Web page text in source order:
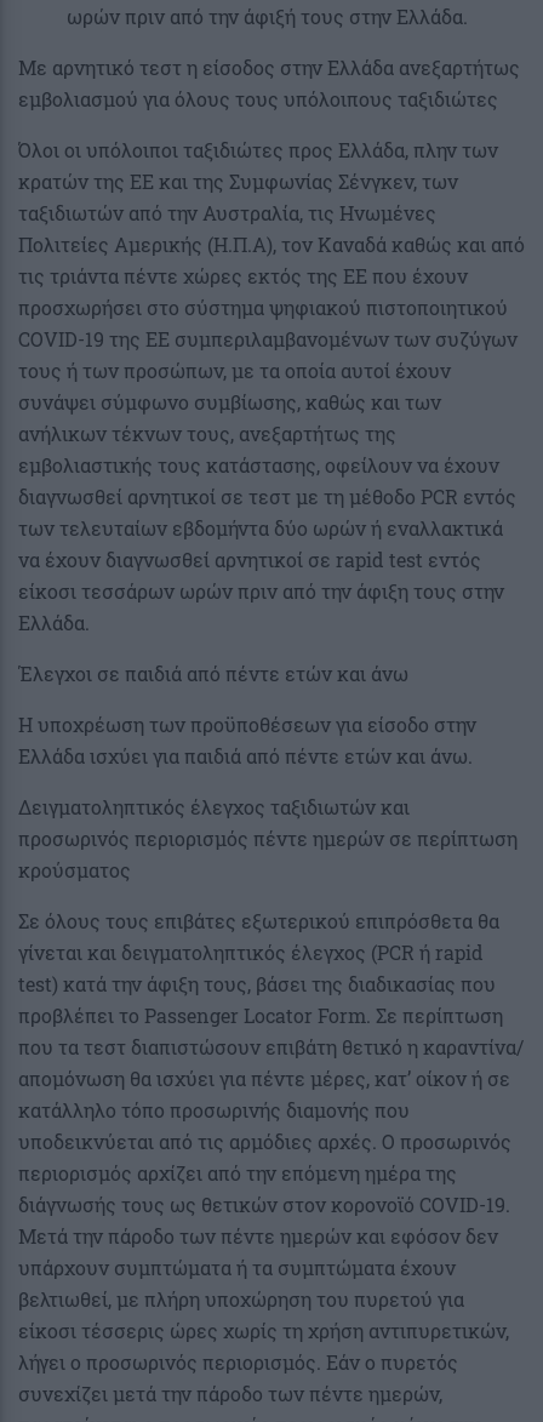
ωρών πριν από την άφιξή τους στην Ελλάδα.
Mε αρνητικό τεστ η είσοδος στην Ελλάδα ανεξαρτήτως
εμβολιασμού για όλους τους υπόλοιπους ταξιδιώτες
Όλοι οι υπόλοιποι ταξιδιώτες προς Ελλάδα, πλην των
κρατών της ΕΕ και της Συμφωνίας Σένγκεν, των
ταξιδιωτών από την Αυστραλία, τις Ηνωμένες
Πολιτείες Αμερικής (Η.Π.Α), τον Καναδά καθώς και από
τις τριάντα πέντε χώρες εκτός της ΕΕ που έχουν
προσχωρήσει στο σύστημα ψηφιακού πιστοποιητικού
COVID-19 της ΕΕ συμπεριλαμβανομένων των συζύγων
τους ή των προσώπων, με τα οποία αυτοί έχουν
συνάψει σύμφωνο συμβίωσης, καθώς και των
ανήλικων τέκνων τους, ανεξαρτήτως της
εμβολιαστικής τους κατάστασης, οφείλουν να έχουν
διαγνωσθεί αρνητικοί σε τεστ με τη μέθοδο PCR εντός
των τελευταίων εβδομήντα δύο ωρών ή εναλλακτικά
να έχουν διαγνωσθεί αρνητικοί σε rapid test εντός
είκοσι τεσσάρων ωρών πριν από την άφιξη τους στην
Ελλάδα.
Έλεγχοι σε παιδιά από πέντε ετών και άνω
Η υποχρέωση των προϋποθέσεων για είσοδο στην
Ελλάδα ισχύει για παιδιά από πέντε ετών και άνω.
Δειγματοληπτικός έλεγχος ταξιδιωτών και
προσωρινός περιορισμός πέντε ημερών σε περίπτωση
κρούσματος
Σε όλους τους επιβάτες εξωτερικού επιπρόσθετα θα
γίνεται και δειγματοληπτικός έλεγχος (PCR ή rapid
test) κατά την άφιξη τους, βάσει της διαδικασίας που
προβλέπει το Passenger Locator Form. Σε περίπτωση
που τα τεστ διαπιστώσουν επιβάτη θετικό η καραντίνα/
απομόνωση θα ισχύει για πέντε μέρες, κατ’ οίκον ή σε
κατάλληλο τόπο προσωρινής διαμονής που
υποδεικνύεται από τις αρμόδιες αρχές. Ο προσωρινός
περιορισμός αρχίζει από την επόμενη ημέρα της
διάγνωσής τους ως θετικών στον κορoνοϊό COVID-19.
Μετά την πάροδο των πέντε ημερών και εφόσον δεν
υπάρχουν συμπτώματα ή τα συμπτώματα έχουν
βελτιωθεί, με πλήρη υποχώρηση του πυρετού για
είκοσι τέσσερις ώρες χωρίς τη χρήση αντιπυρετικών,
λήγει ο προσωρινός περιορισμός. Εάν ο πυρετός
συνεχίζει μετά την πάροδο των πέντε ημερών,